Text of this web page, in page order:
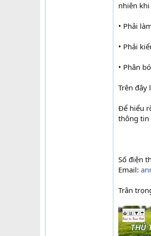
nhiên
• Phải
• Phải
• Phân
Trên đây
Để hiểu
thông tin
Số điện
Email:
Trân